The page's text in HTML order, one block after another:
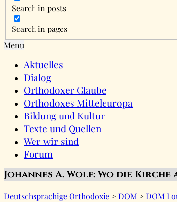
Search in posts
Search in pages
Menu
Aktuelles
Dialog
Orthodoxer Glaube
Orthodoxes Mitteleuropa
Bildung und Kultur
Texte und Quellen
Wer wir sind
Forum
Johannes A. Wolf: Wo die
Deutschsprachige Orthodoxie > DOM > DOM